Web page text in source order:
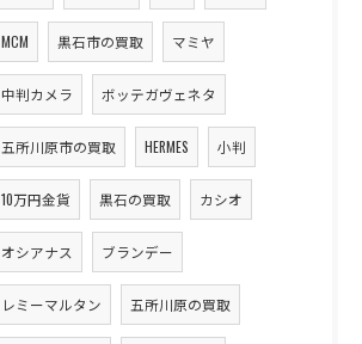
MCM 黒石市の買取 マミヤ
中判カメラ ボッテガヴェネタ
五所川原市の買取 HERMES 小判
10万円金貨 黒石の買取 カシオ
オシアナス ブランデー
レミーマルタン 五所川原の買取